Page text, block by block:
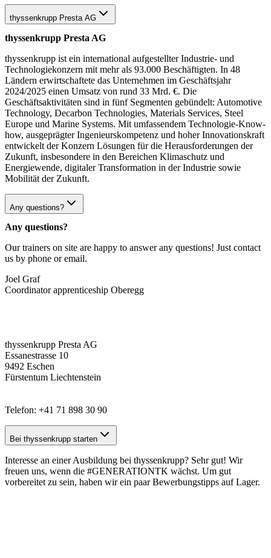
thyssenkrupp Presta AG
thyssenkrupp Presta AG
thyssenkrupp ist ein international aufgestellter Industrie- und
Technologiekonzern mit mehr als 93.000 Beschäftigten. In 48
Ländern erwirtschaftete das Unternehmen im Geschäftsjahr
2024/2025 einen Umsatz von rund 33 Mrd. €. Die
Geschäftsaktivitäten sind in fünf Segmenten gebündelt: Automotive
Technology, Decarbon Technologies, Materials Services, Steel
Europe und Marine Systems. Mit umfassendem Technologie-Know-
how, ausgeprägter Ingenieurskompetenz und hoher Innovationskraft
entwickelt der Konzern Lösungen für die Herausforderungen der
Zukunft, insbesondere in den Bereichen Klimaschutz und
Energiewende, digitaler Transformation in der Industrie sowie
Mobilität der Zukunft.
Any questions?
Any questions?
Our trainers on site are happy to answer any questions! Just contact
us by phone or email.
Joel Graf
Coordinator apprenticeship Oberegg
thyssenkrupp Presta AG
Essanestrasse 10
9492 Eschen
Fürstentum Liechtenstein
Telefon: +41 71 898 30 90
Bei thyssenkrupp starten
Interesse an einer Ausbildung bei thyssenkrupp? Sehr gut! Wir
freuen uns, wenn die #GENERATIONTK wächst. Um gut
vorbereitet zu sein, haben wir ein paar Bewerbungstipps auf Lager.